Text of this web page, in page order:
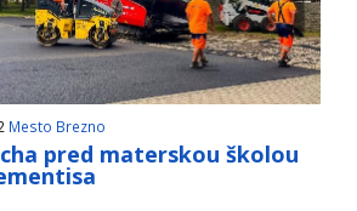
Mesto Brezno
pred materskou školou